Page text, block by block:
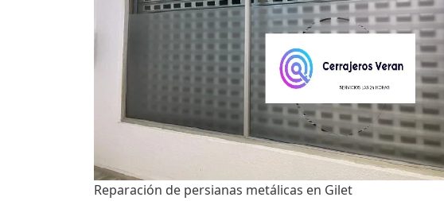
Reparación de persianas metálicas en Gilet